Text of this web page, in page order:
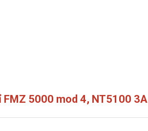
5000 mod 4, NT5100 3A